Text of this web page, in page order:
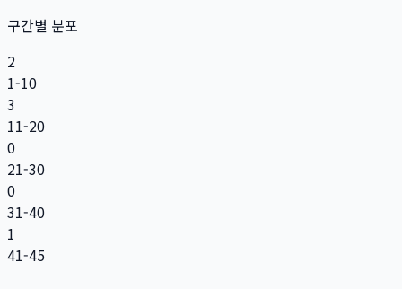
구간별 분포
2
1-10
3
11-20
0
21-30
0
31-40
1
41-45